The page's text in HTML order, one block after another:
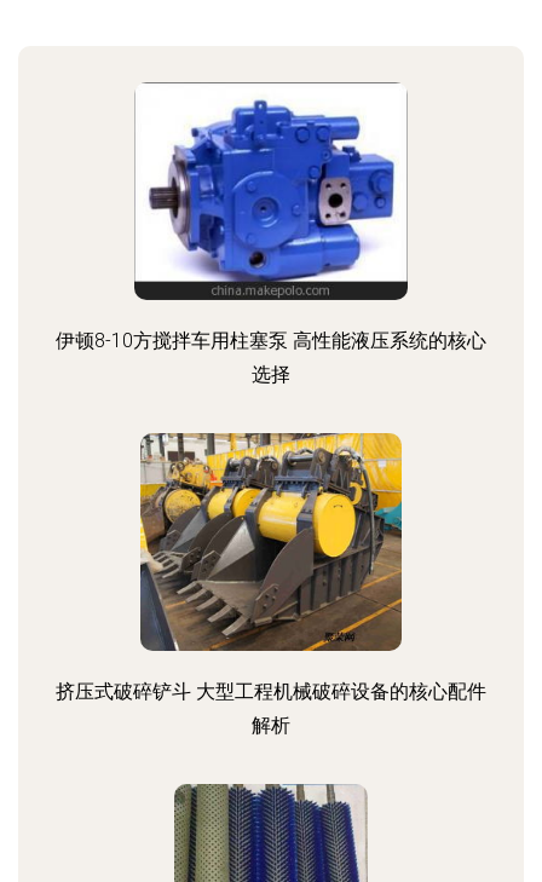
伊顿8-10方搅拌车用柱塞泵 高性能液压系统的核心
选择
挤压式破碎铲斗 大型工程机械破碎设备的核心配件
解析